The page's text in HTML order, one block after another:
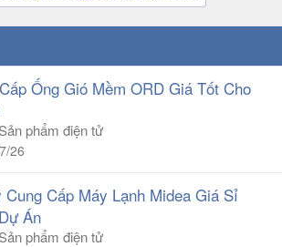
Ống Gió Mềm ORD Giá Tốt Cho
Sản phẩm điện tử
26
Cấp Máy Lạnh Midea Giá Sỉ
Án
Sản phẩm điện tử